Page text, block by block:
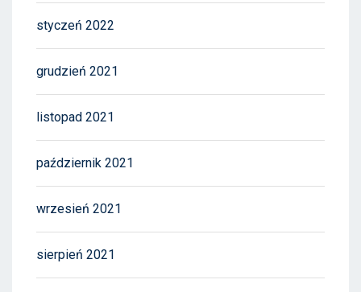
styczeń 2022
grudzień 2021
listopad 2021
październik 2021
wrzesień 2021
sierpień 2021